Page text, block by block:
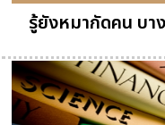
รู้ยังหมากัดคน บา